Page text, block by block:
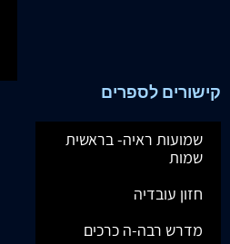
קישורים לספרים
שמועות ראיה- בראשית
שמות
חזון עובדיה
מדרש רבה-ה כרכים